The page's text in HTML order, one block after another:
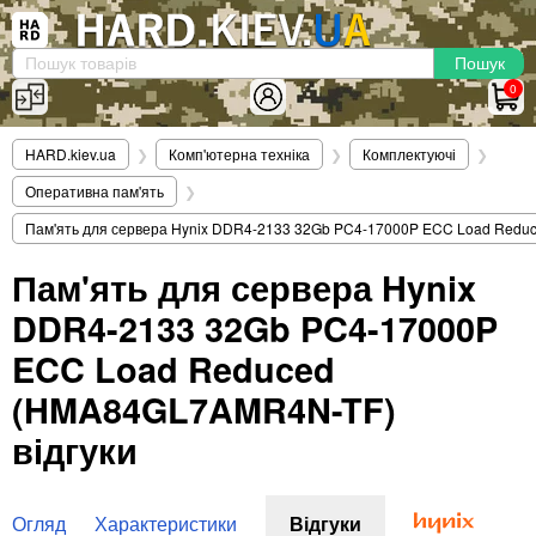
0
Вхід|Реєстрація×
(097)-938-03-73 Telegram WhatsApp
HARD.KIEV.UA
Послуги
Повернення / Обмін
Доставка та оплата
Комп'ютери
Ноутбуки
Моноблоки
Персональні комп'ютери
Сервери
Комплектуючі
HARD.kiev.ua ❯ Комп'ютерна техніка ❯ Комплектуючі
❯
Оперативна пам'ять
❯
Пам'ять для сервера Hynix DDR4-2133 32Gb PC4-17000P ECC Load
Пам'ять для сервера Hynix
DDR4-2133 32Gb PC4-17000P
ECC Load Reduced
(HMA84GL7AMR4N-TF)
відгуки
Огляд Характеристики Відгуки